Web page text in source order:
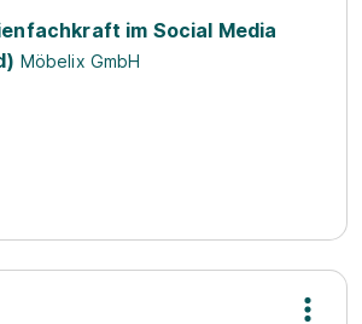
im Social Media
Möbelix GmbH